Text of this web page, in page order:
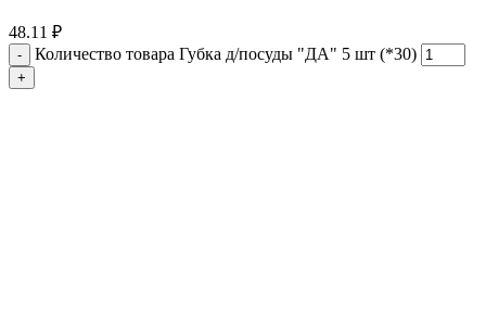
48.11 ₽
Количество товара Губка д/посуды "ДА" 5 шт (*30)